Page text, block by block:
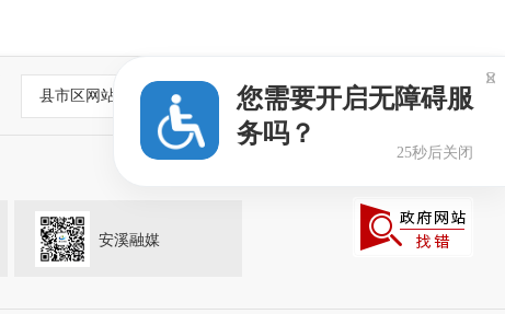
县市区网站
安溪融媒
您需要开启无障碍服
务吗？
25秒后关闭
